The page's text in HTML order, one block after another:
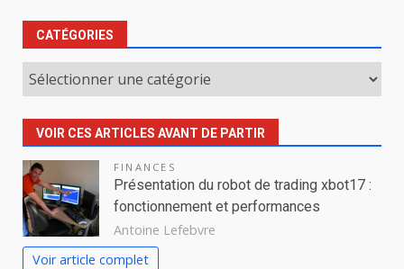
CATÉGORIES
Catégories
VOIR CES ARTICLES AVANT DE PARTIR
FINANCES
Présentation du robot de trading xbot17 :
fonctionnement et performances
Antoine Lefebvre
Voir article complet